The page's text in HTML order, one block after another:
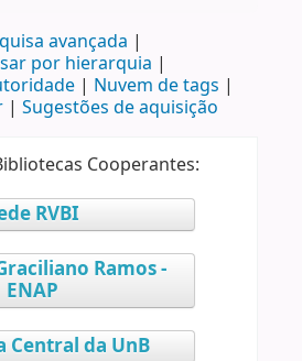
avançada
por hierarquia
Nuvem de tags
Sugestões de aquisição
Cooperantes:
RVBI
Ramos -
ENAP
Central da UnB